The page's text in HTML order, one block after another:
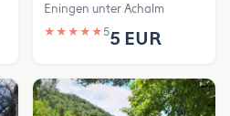
Eningen unter Achalm
★ ★ ★ ★ ★55 EUR